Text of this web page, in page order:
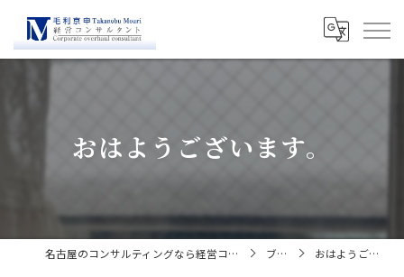
おはようございます。
名古屋のコンサルティングなら経営コンサルタント毛利京申 ブログ おはようございます。